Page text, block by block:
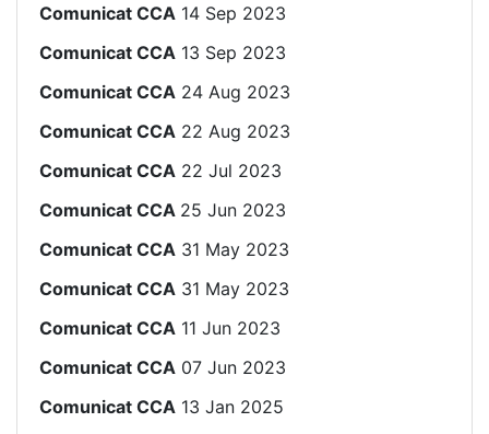
Comunicat CCA 14 Sep 2023
Comunicat CCA 13 Sep 2023
Comunicat CCA 24 Aug 2023
Comunicat CCA 22 Aug 2023
Comunicat CCA 22 Jul 2023
Comunicat CCA 25 Jun 2023
Comunicat CCA 31 May 2023
Comunicat CCA 31 May 2023
Comunicat CCA 11 Jun 2023
Comunicat CCA 07 Jun 2023
Comunicat CCA 13 Jan 2025